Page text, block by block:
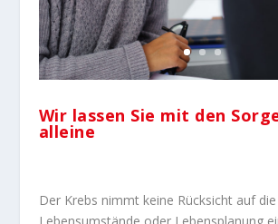
Wir lassen Sie mit den
alleine
Der Krebs nimmt keine Rücksicht auf die